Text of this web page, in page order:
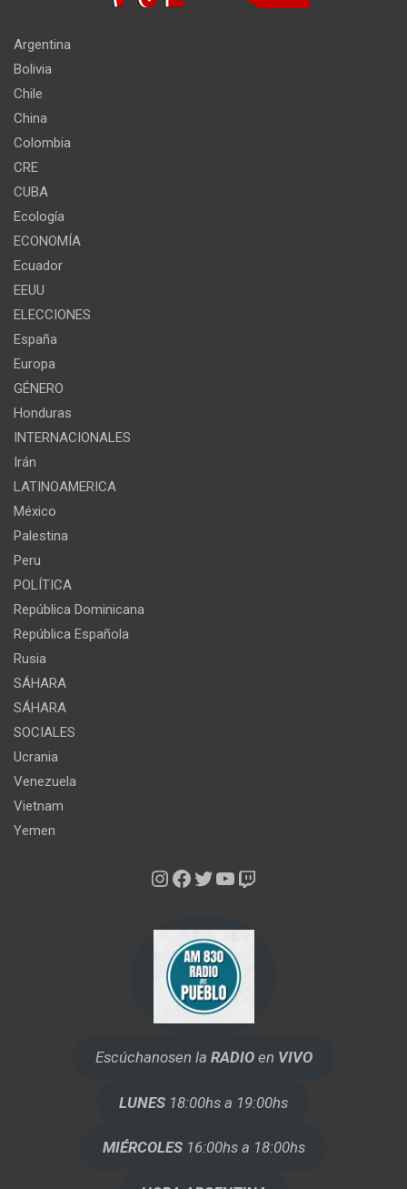
Argentina
Bolivia
Chile
China
Colombia
CRE
CUBA
Ecología
ECONOMÍA
Ecuador
EEUU
ELECCIONES
España
Europa
GÉNERO
Honduras
INTERNACIONALES
Irán
LATINOAMERICA
México
Palestina
Peru
POLÍTICA
República Dominicana
República Española
Rusia
SÁHARA
SÁHARA
SOCIALES
Ucrania
Venezuela
Vietnam
Yemen
Instagram
Facebook
Twitter
YouTube
Twitch
Escúchanosen la RADIOen VIVO
LUNES 18:00hs a 19:00hs
MIÉRCOLES16:00hs a 18:00hs